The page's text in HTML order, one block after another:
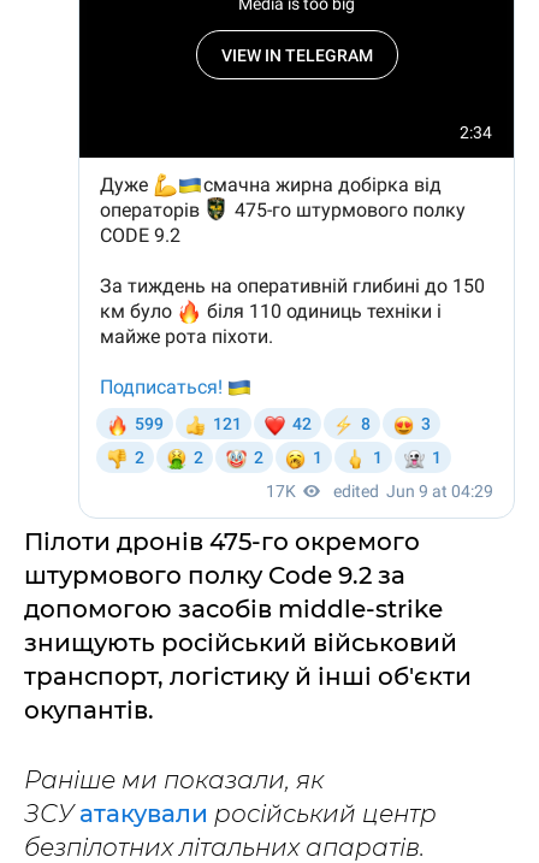
Пілоти дронів 475-го окремого
штурмового полку Code 9.2 за
допомогою засобів middle-strike
знищують російський військовий
транспорт, логістику й інші об'єкти
окупантів.
Раніше ми показали, як
ЗСУатакували російський центр
безпілотних літальних апаратів.